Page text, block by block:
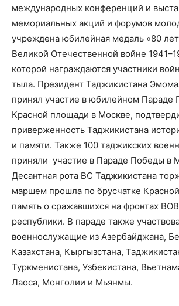
международных конференций и
мемориальных акций и форумов
учреждена юбилейная медаль «80
Великой Отечественной войне
которой награждаются участники
тыла. Президент Таджикистана
принял участие в юбилейном Параде
Красной площади в Москве,
приверженность Таджикистана
и памяти. Также 100 таджикских
приняли участие в Параде Победы в
Десантная рота ВС Таджикистана
маршем прошла по брусчатке
память о сражавшихся на фронтах
республики. В параде также
военнослужащие из Азербайджана,
Казахстана, Кыргызстана,
Туркменистана, Узбекистана,
Лаоса, Монголии и Мьянмы.